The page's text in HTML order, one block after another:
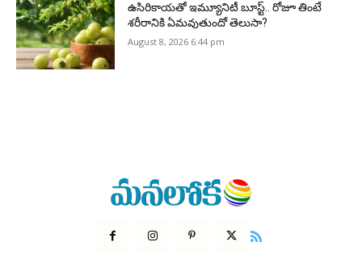
ఉసిరికాయతో ఇమ్యూనిటీ బూస్ట్‌.. రోజూ తింటే
శరీరానికి ఏమవుతుందో తెలుసా?
August 8, 2026 6:44 pm